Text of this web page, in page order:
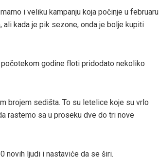
i veliku kampanju koja počinje u februaru
ali kada je pik sezone, onda je bolje kupiti
počotekom godine floti pridodato nekoliko
brojem sedišta. To su letelice koje su vrlo
rastemo sa u proseku dve do tri nove
novih ljudi i nastaviće da se širi.